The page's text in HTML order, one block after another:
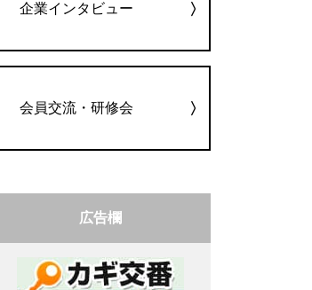
企業インタビュー
会員交流・研修会
広告欄